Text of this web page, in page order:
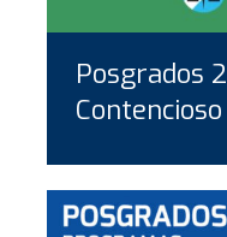
Posgrados